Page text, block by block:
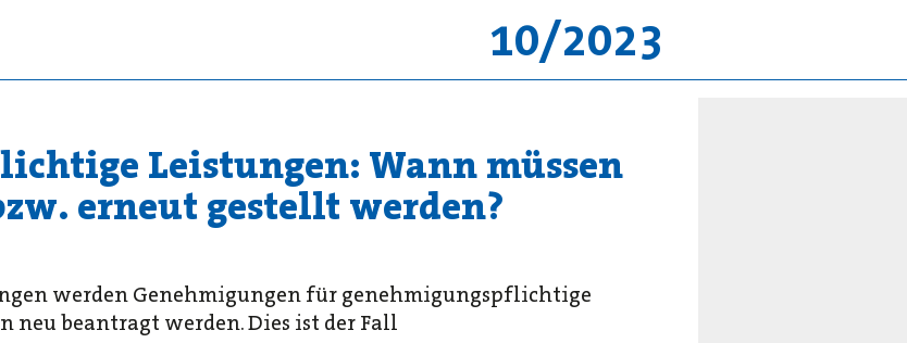
10/2023
Leistungen: Wann müssen
erneut gestellt werden?
werden Genehmigungen für genehmigungspflichtige
neu beantragt werden. Dies ist der Fall